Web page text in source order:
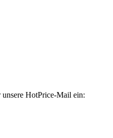
HotPrice-Mail ein: